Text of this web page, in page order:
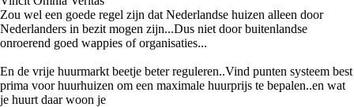
Zou wel een goede regel zijn dat Nederlandse huizen alleen door
Nederlanders in bezit mogen zijn...Dus niet door buitenlandse
onroerend goed wappies of organisaties...
En de vrije huurmarkt beetje beter reguleren..Vind punten systeem best
prima voor huurhuizen om een maximale huurprijs te bepalen..en wat
je huurt daar woon je